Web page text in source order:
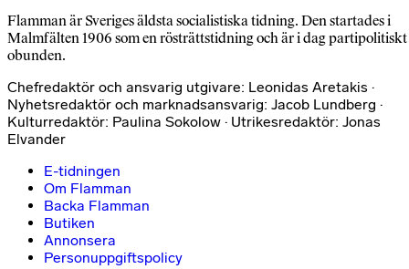
Flamman är Sveriges äldsta socialistiska tidning. Den startades i
Malmfälten 1906 som en rösträttstidning och är i dag partipolitiskt
obunden.
Chefredaktör och ansvarig utgivare: Leonidas Aretakis ·
Nyhetsredaktör och marknadsansvarig: Jacob Lundberg ·
Kulturredaktör: Paulina Sokolow · Utrikesredaktör: Jonas
Elvander
E-tidningen
Om Flamman
Backa Flamman
Butiken
Annonsera
Personuppgiftspolicy